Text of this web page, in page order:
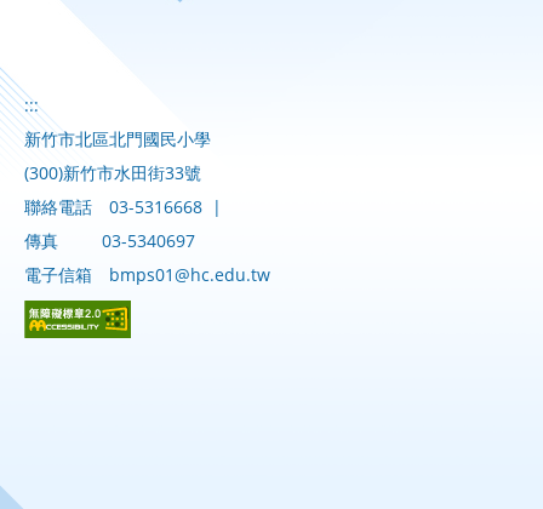
:::
新竹市北區北門國民小學
(300)新竹市水田街33號
聯絡電話
03-5316668 |
傳真
03-5340697
電子信箱
bmps01@hc.edu.tw